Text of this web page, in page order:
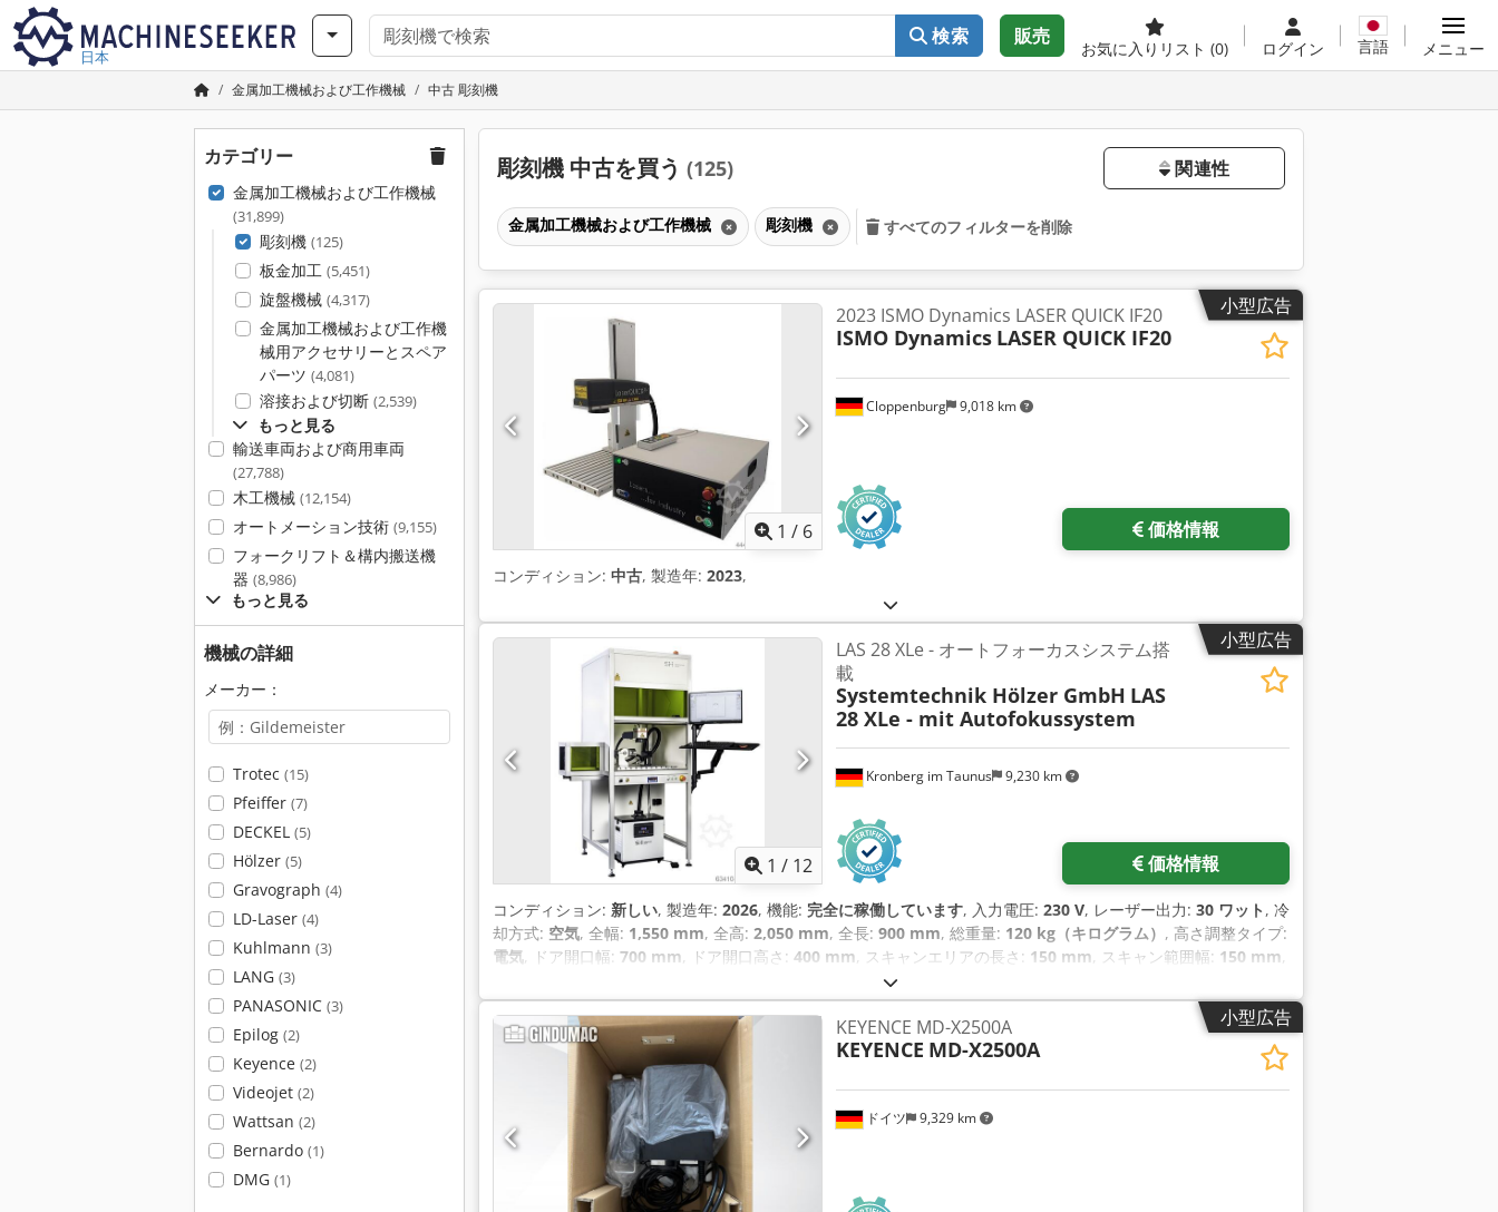
日本
検索 販売
お気に入りリスト (0) ログイン 言語 メニュー
金属加工機械および工作機械 中古 彫刻機
カテゴリー
金属加工機械および工作機械
(31,899)
彫刻機 (125)
板金加工 (5,451)
旋盤機械 (4,317)
金属加工機械および工作機
械用アクセサリーとスペア
パーツ (4,081)
溶接および切断 (2,539)
もっと見る
輸送車両および商用車両
(27,788)
木工機械 (12,154)
オートメーション技術 (9,155)
フォークリフト＆構内搬送機
器 (8,986)
もっと見る
機械の詳細
メーカー：
Trotec (15)
Pfeiffer (7)
DECKEL (5)
Hölzer (5)
Gravograph (4)
LD-Laser (4)
Kuhlmann (3)
LANG (3)
PANASONIC (3)
Epilog (2)
Keyence (2)
Videojet (2)
Wattsan (2)
Bernardo (1)
DMG (1)
彫刻機 中古を買う (125) 関連性
金属加工機械および工作機械 彫刻機 すべてのフィルターを削除
小型広告
1 / 6
Cloppenburg 9,018 km
2023 ISMO Dynamics LASER QUICK IF20
ISMO Dynamics LASER QUICK IF20
価格情報
コンディション: 中古, 製造年: 2023,
小型広告
1 / 12
Kronberg im Taunus 9,230 km
LAS 28 XLe - オートフォーカスシステム搭
載
Systemtechnik Hölzer GmbH LAS
28 XLe - mit Autofokussystem
価格情報
コンディション: 新しい, 製造年: 2026, 機能: 完全に稼働しています, 入力電圧: 230 V, レーザー出力: 30 ワット , 冷
却方式: 空気, 全幅: 1,550 mm, 全高: 2,050 mm, 全長: 900 mm, 総重量: 120 kg（キログラム） , 高さ調整タイプ:
電気, ドア開口幅: 700 mm, ドア開口高さ: 400 mm, スキャンエリアの長さ: 150 mm, スキャン範囲幅: 150 mm,
, 入力周波数:
小型広告
ドイツ 9,329 km
KEYENCE MD-X2500A
KEYENCE MD-X2500A